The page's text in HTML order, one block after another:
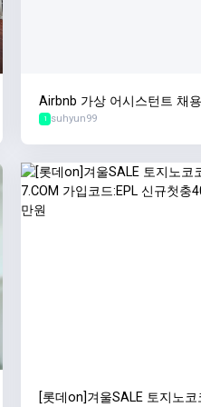
Airbnb 가상 어시스턴트 채용
1 suhyun99
[롯데on]겨울SALE 토지노코